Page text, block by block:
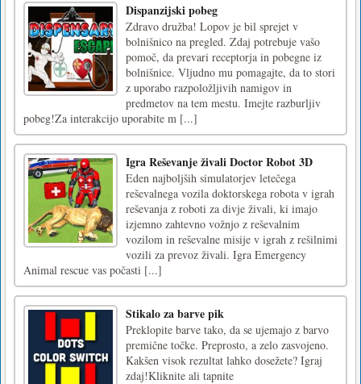
Dispanzijski pobeg
Zdravo družba! Lopov je bil sprejet v
bolnišnico na pregled. Zdaj potrebuje vašo
pomoč, da prevari receptorja in pobegne iz
bolnišnice. Vljudno mu pomagajte, da to stori
z uporabo razpoložljivih namigov in
predmetov na tem mestu. Imejte razburljiv
pobeg!Za interakcijo uporabite m [...]
Igra Reševanje živali Doctor Robot 3D
Eden najboljših simulatorjev letečega
reševalnega vozila doktorskega robota v igrah
reševanja z roboti za divje živali, ki imajo
izjemno zahtevno vožnjo z reševalnim
vozilom in reševalne misije v igrah z rešilnimi
vozili za prevoz živali. Igra Emergency
Animal rescue vas počasti [...]
Stikalo za barve pik
Preklopite barve tako, da se ujemajo z barvo
premične točke. Preprosto, a zelo zasvojeno.
Kakšen visok rezultat lahko dosežete? Igraj
zdaj!Kliknite ali tapnite